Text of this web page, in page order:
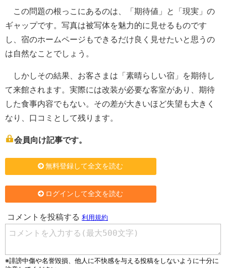
この問題の根っこにあるのは、「期待値」と「現実」の
ギャップです。写真は被写体を魅力的に見せるものです
し、宿のホームページもできるだけ良く見せたいと思うの
は自然なことでしょう。
しかしその結果、お客さまは「素晴らしい宿」を期待し
て来館されます。実際には改装が必要な客室があり、期待
した食事内容でもない。その差が大きいほど失望も大きく
なり、口コミとして残ります。
会員向け記事です。
無料登録して全文を読む
ログインして全文を読む